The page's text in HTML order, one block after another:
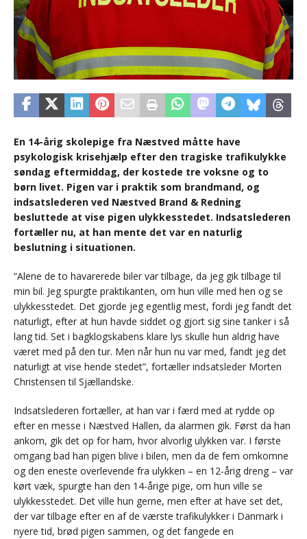
En 14-årig skolepige fra Næstved måtte have
psykologisk krisehjælp efter den tragiske trafikulykke
søndag eftermiddag, der kostede tre voksne og to
børn livet. Pigen var i praktik som brandmand, og
indsatslederen ved Næstved Brand & Redning
besluttede at vise pigen ulykkesstedet. Indsatslederen
fortæller nu, at han mente det var en naturlig
beslutning i situationen.
“Alene de to havarerede biler var tilbage, da jeg gik tilbage til
min bil. Jeg spurgte praktikanten, om hun ville med hen og se
ulykkesstedet. Det gjorde jeg egentlig mest, fordi jeg fandt det
naturligt, efter at hun havde siddet og gjort sig sine tanker i så
lang tid. Set i bagklogskabens klare lys skulle hun aldrig have
været med på den tur. Men når hun nu var med, fandt jeg det
naturligt at vise hende stedet”, fortæller indsatsleder Morten
Christensen til Sjællandske.
Indsatslederen fortæller, at han var i færd med at rydde op
efter en messe i Næstved Hallen, da alarmen gik. Først da han
ankom, gik det op for ham, hvor alvorlig ulykken var. I første
omgang bad han pigen blive i bilen, men da de fem omkomne
og den eneste overlevende fra ulykken – en 12-årig dreng – var
kørt væk, spurgte han den 14-årige pige, om hun ville se
ulykkesstedet. Det ville hun gerne, men efter at have set det,
der var tilbage efter en af de værste trafikulykker i Danmark i
nyere tid, brød pigen sammen, og det fangede en